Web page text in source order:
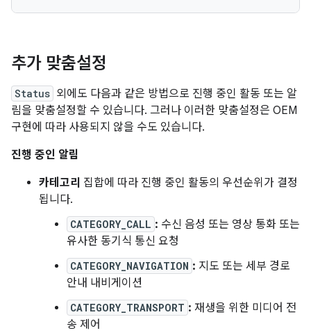
추가 맞춤설정
Status 외에도 다음과 같은 방법으로 진행 중인 활동 또는 알
림을 맞춤설정할 수 있습니다. 그러나 이러한 맞춤설정은 OEM
구현에 따라 사용되지 않을 수도 있습니다.
진행 중인 알림
카테고리 집합에 따라 진행 중인 활동의 우선순위가 결정
됩니다.
CATEGORY_CALL : 수신 음성 또는 영상 통화 또는
유사한 동기식 통신 요청
CATEGORY_NAVIGATION : 지도 또는 세부 경로
안내 내비게이션
CATEGORY_TRANSPORT : 재생을 위한 미디어 전
송 제어